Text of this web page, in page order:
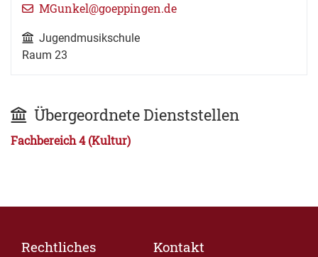
MGunkel@goeppingen.de
Jugendmusikschule
Raum 23
Übergeordnete Dienststellen
Fachbereich 4 (Kultur)
Rechtliches Kontakt